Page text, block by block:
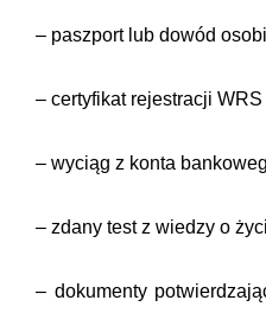
– paszport lub dowód
– certyfikat rejestracji WRS
– wyciąg z konta
– zdany test z wiedzy o
– dokumenty